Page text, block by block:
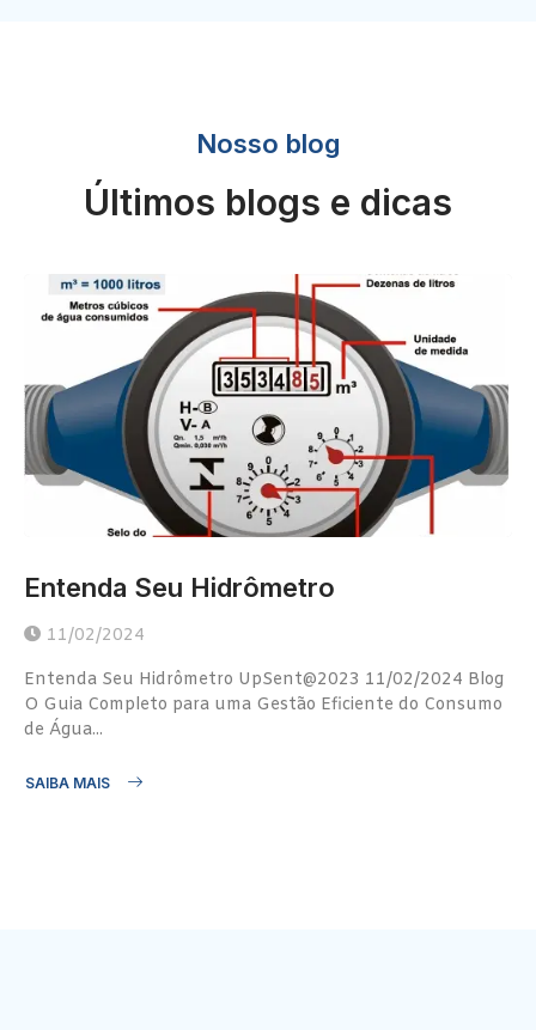
Nosso blog
Últimos blogs e dicas
Entenda Seu Hidrômetro
11/02/2024
Entenda Seu Hidrômetro UpSent@2023 11/02/2024 Blog
O Guia Completo para uma Gestão Eficiente do Consumo
de Água...
SAIBA MAIS